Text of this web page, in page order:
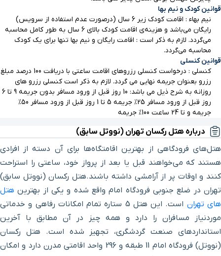
آرامگاه شاه عبدالعظیم
حسنی
تپه میل
یافت آباد ۴۵ دقیقه با خودرو (۴۵ کیلومتر و ۵۸۸ متر)
ایستگاه قطار شهری
جوانمرد قصاب
۴۵ دقیقه با خودرو (۴۵ کیلومتر و ۵۹۶ متر)
پارک بازیافت
ایستگاه قطار شهری شهر
۴۹ دقیقه با خودرو (۴۷ کیلومتر و ۵۸۲ متر)
ایستگاه قطار شهری علی
آباد
۴۸ دقیقه با خودرو (۴۷ کیلومتر و ۶۸۲ متر)
ایستگاه قطار شهری
قوانین کودک و نیم بها
نیم بهاء : اقامت کودک زیر 6 سال (درصورت عدم استفاده از سرویس)
رایگان می‌باشد و هزینه‌ی اقامت کودک بالای 6 سال به طور کامل محاسبه
می‌گردد. لازم به ذکر است : اقامت رایگان و نیم بها تنها برای یک کودک
محاسبه می‌گردد.
قوانین کنسلی
کنسلی : درخواست کنسلی رزروهای اقامت ساعتی با دریافت 100 درصد مبلغ
رزرو بعنوان جریمه نهایی می گردد. لازم به ذکر است کنسلی رزرو های
روزانه به شرح ذيل می باشد: 10 روز قبل از ورود مسافر بدون جريمه 9 تا 6
روز قبل از ورود مسافر 25% جريمه 5 تا 1 روز قبل از ورود مسافر 50%
جريمه و تا 24 ساعت 100% جريمه
درباره هتل رکسان تهران (نووتل سابق)
هتل‌های فرودگاهی از بهترین اقامتگاه‌ها برای آن دسته از افرادی‌
هستند که می‌خواهند قبل یا بعد از پرواز خود، ساعتی را استراحت
کنند و اوقات پر از آرامشی داشته باشند.هتل رکسان (نووتل سابق)
تهران در ضلع جنوبی فرودگاه امام واقع شده و یکی از بهترین هتل
های تهران
است. این هتل 5 ستاره تمام امکانات رفاهی و خدماتی
موردنیاز مسافران را دارد و همه چیز در آن مطابق با آخرین
استانداردهای صنعت گردشگری، تجهیز شده است. هتل رکسان
(نووتل) فرودگاه امام 11 طبقه و 296 واحد اقامتی مدرن دارد و امکان